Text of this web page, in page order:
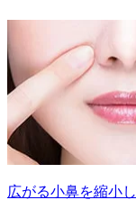
広がる小鼻を縮小